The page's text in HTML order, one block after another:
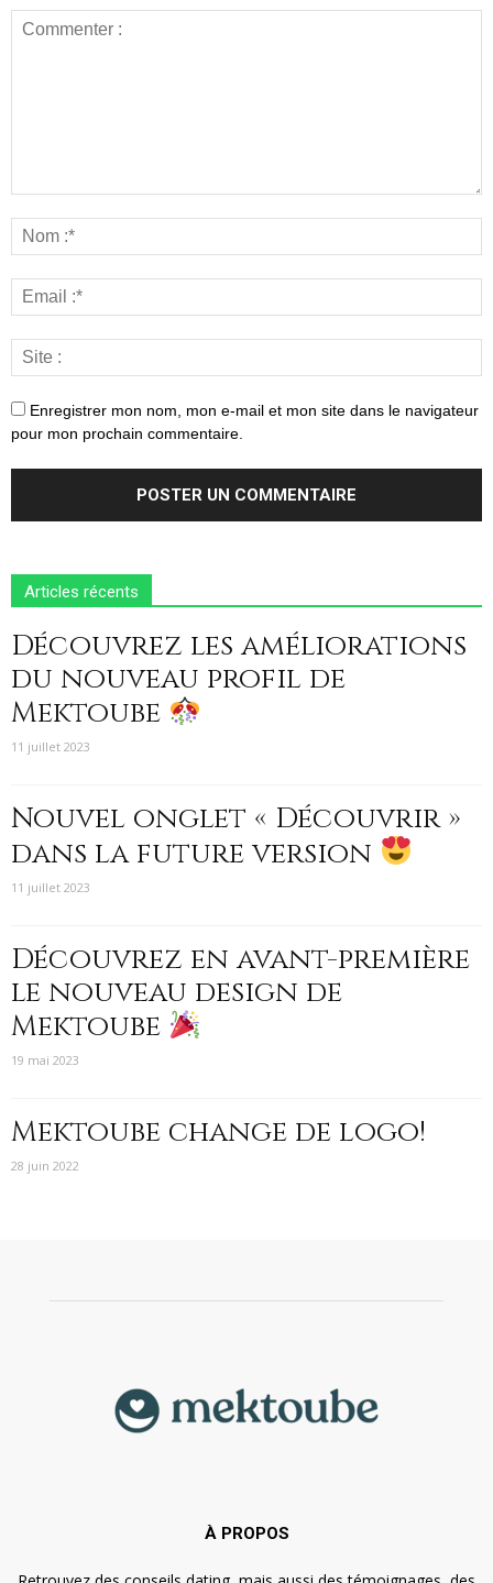
Enregistrer mon nom, mon e-mail et mon site dans le navigateur
pour mon prochain commentaire.
Articles récents
Découvrez les améliorations
du nouveau profil de
Mektoube
11 juillet 2023
Nouvel onglet « Découvrir »
dans la future version
11 juillet 2023
Découvrez en avant-première
le nouveau design de
Mektoube
19 mai 2023
Mektoube change de logo!
28 juin 2022
À PROPOS